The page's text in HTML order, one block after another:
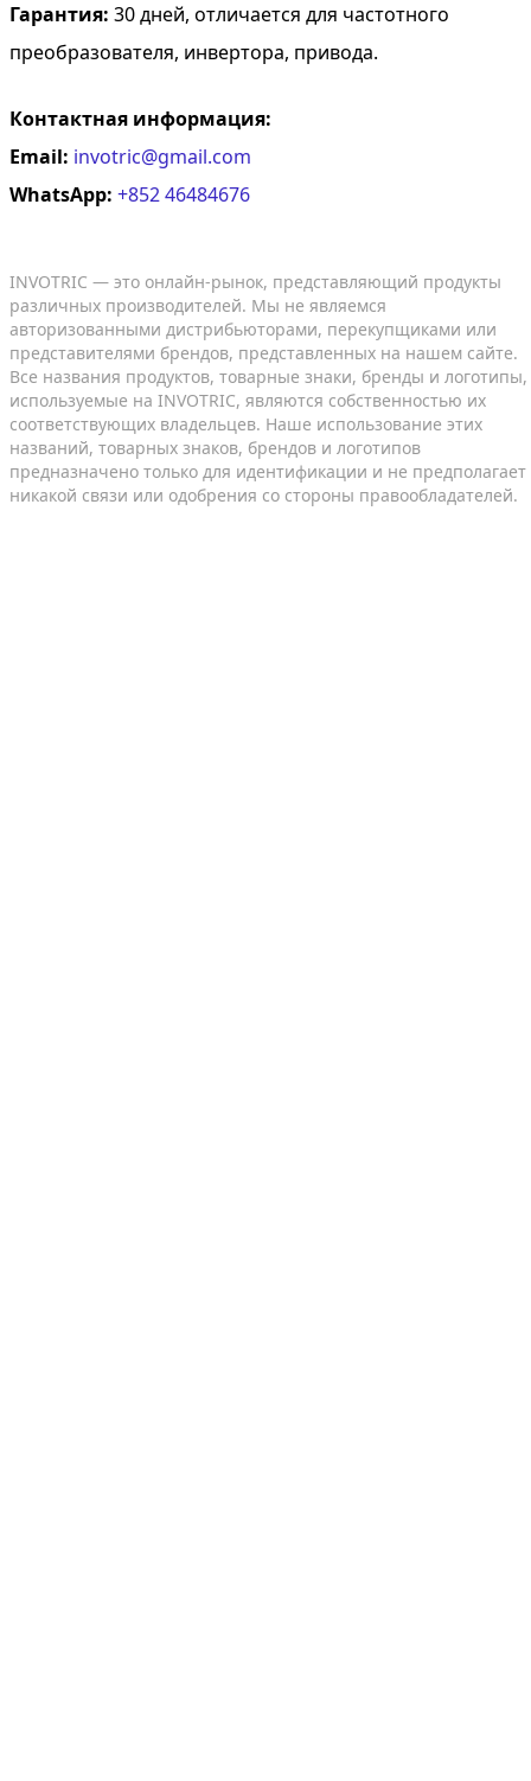
Гарантия: 30 дней, отличается для частотного
преобразователя, инвертора, привода.
Контактная информация:
Email: invotric@gmail.com
WhatsApp: +852 46484676
INVOTRIC — это онлайн-рынок, представляющий продукты
различных производителей. Мы не являемся
авторизованными дистрибьюторами, перекупщиками или
представителями брендов, представленных на нашем сайте.
Все названия продуктов, товарные знаки, бренды и логотипы,
используемые на INVOTRIC, являются собственностью их
соответствующих владельцев. Наше использование этих
названий, товарных знаков, брендов и логотипов
предназначено только для идентификации и не предполагает
никакой связи или одобрения со стороны правообладателей.